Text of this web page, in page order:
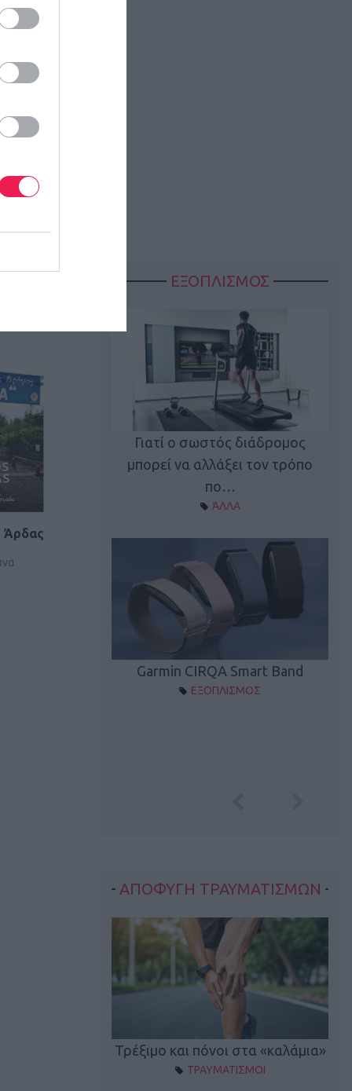
Άρδας
ΕΞΟΠΛΙΣΜΟΣ
τη νέα
Sen…
Γιατί ο σωστός διάδρομος
μπορεί να αλλάξει τον τρόπο
πο…
ΆΛΛΑ
Garmin CIRQA Smart Band
ΕΞΟΠΛΙΣΜΟΣ
ΑΠΟΦΥΓΗ ΤΡΑΥΜΑΤΙΣΜΩΝ
Τρέξιμο και πόνοι στα «καλάμια»
ΤΡΑΥΜΑΤΙΣΜΟΙ